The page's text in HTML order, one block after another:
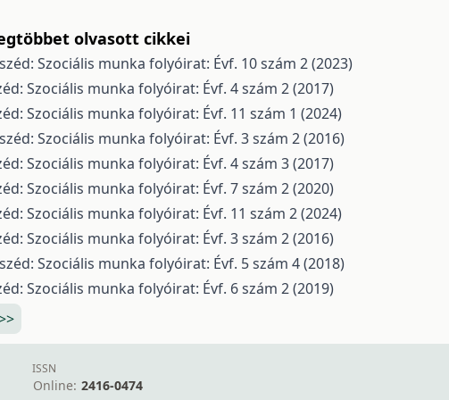
olvasott cikkei
Szociális munka folyóirat: Évf. 10 szám 2 (2023)
Szociális munka folyóirat: Évf. 4 szám 2 (2017)
Szociális munka folyóirat: Évf. 11 szám 1 (2024)
Szociális munka folyóirat: Évf. 3 szám 2 (2016)
Szociális munka folyóirat: Évf. 4 szám 3 (2017)
Szociális munka folyóirat: Évf. 7 szám 2 (2020)
Szociális munka folyóirat: Évf. 11 szám 2 (2024)
Szociális munka folyóirat: Évf. 3 szám 2 (2016)
Szociális munka folyóirat: Évf. 5 szám 4 (2018)
Szociális munka folyóirat: Évf. 6 szám 2 (2019)
ISSN
Online: 2416-0474